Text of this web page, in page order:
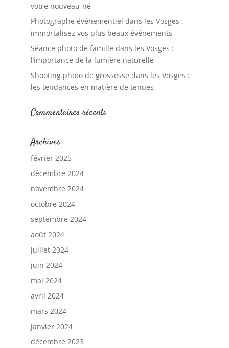
votre nouveau-né
Photographe événementiel dans les Vosges :
immortalisez vos plus beaux événements
Séance photo de famille dans les Vosges :
l’importance de la lumière naturelle
Shooting photo de grossesse dans les Vosges :
les tendances en matière de tenues
Commentaires récents
Archives
février 2025
décembre 2024
novembre 2024
octobre 2024
septembre 2024
août 2024
juillet 2024
juin 2024
mai 2024
avril 2024
mars 2024
janvier 2024
décembre 2023